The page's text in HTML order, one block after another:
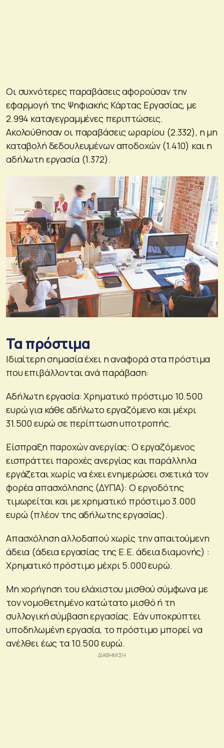
Οι συχνότερες παραβάσεις αφορούσαν την
εφαρμογή της Ψηφιακής Κάρτας Εργασίας, με
2.994 καταγεγραμμένες περιπτώσεις.
Ακολούθησαν οι παραβάσεις ωραρίου (2.332), η μη
καταβολή δεδουλευμένων αποδοχών (1.410) και η
αδήλωτη εργασία (1.372).
Τα πρόστιμα
Ιδιαίτερη σημασία έχει η αναφορά στα πρόστιμα
που επιβάλλονται ανά παράβαση:
Αδήλωτη εργασία: Χρηματικό πρόστιμο 10.500
ευρώ για κάθε αδήλωτο εργαζόμενο και μέχρι
31.500 ευρώ σε περίπτωση υποτροπής.
Είσπραξη παροχών ανεργίας: Ο εργαζόμενος
εισπράττει παροχές ανεργίας και παράλληλα
εργάζεται χωρίς να έχει ενημερώσει σχετικά τον
φορέα απασχόλησης (ΔΥΠΑ): Ο εργοδότης
τιμωρείται και με χρηματικό πρόστιμο 3.000
ευρώ (πλέον της αδήλωτης εργασίας).
Απασχόληση αλλοδαπού χωρίς την απαιτούμενη
άδεια (άδεια εργασίας της Ε.Ε. άδεια διαμονής) :
Χρηματικό πρόστιμο μέχρι 5.000 ευρώ.
Μη χορήγηση του ελάχιστου μισθού σύμφωνα με
τον νομοθετημένο κατώτατο μισθό ή τη
συλλογική σύμβαση εργασίας. Εάν υποκρύπτει
υποδηλωμένη εργασία, το πρόστιμο μπορεί να
ανέλθει έως τα 10.500 ευρώ.